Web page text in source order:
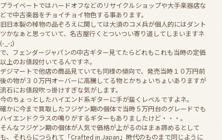
プライベートではハードオフなどのリサイクルショップや大手楽器店な
どで中古楽器をチョイチョイ物色する事あります。
旧日本製の棹物の品ぞろえに関しては大須のコメ兵が個人的にはダント
ツかなぁと思っていて、名古屋行くとついつい寄り道してしまいますネ
(-_-;)
で、フェンダージャパンの中古ギター見てたらどれもこれも当時の定価
以上のお値段付いてるんですネ。
デジマートで他店の商品見ていても同様の傾向で、発売当時１０万円前
後の物が３０万円オーバーに高騰してる物とかちょいちょいありますが
流石にお値段吹っ掛けすぎな気がします。
今のちょっとしたハイエンド系ギターに手が届くレベルですよネ。
確かに今まで買取したフジゲン期の個体で当時５万円台のグレードでも
ハイエンドクラスの鳴りがするギターもありましたけど・・・。
そんなフジゲン期の個体が人気で価格が上がるのはまぁ諦めるとして
も、それらにつられて「Crafted in Japan」時代のものまで同じように